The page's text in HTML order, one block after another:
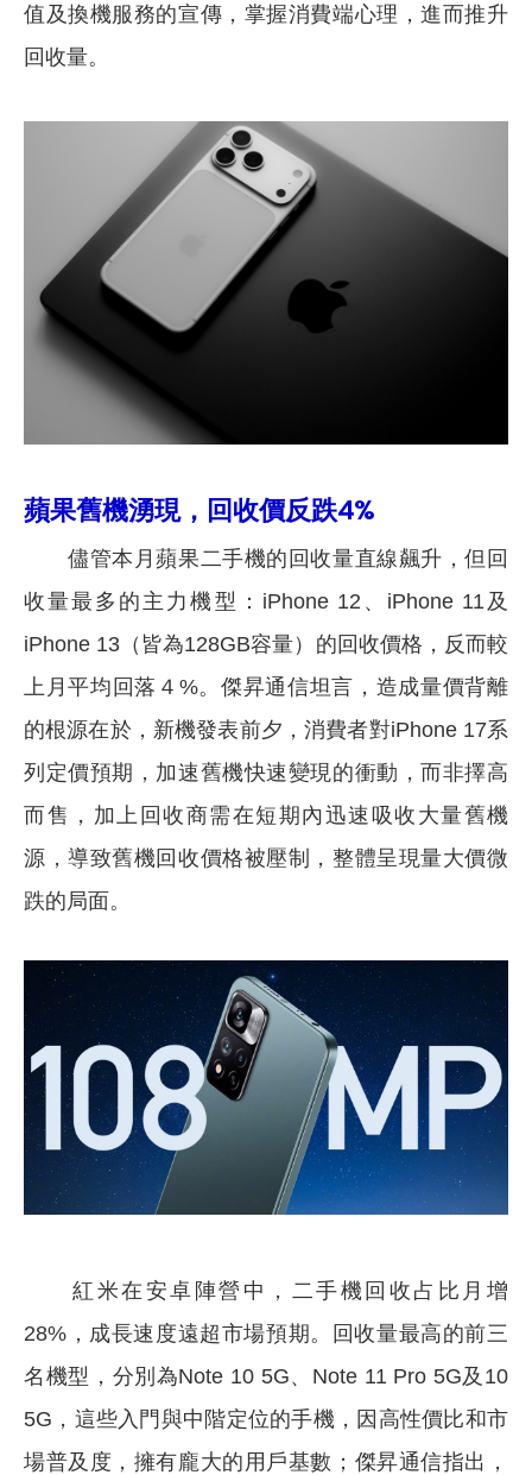
值及換機服務的宣傳，掌握消費端心理，進而推升
回收量。
蘋果舊機湧現，回收價反跌4%
儘管本月蘋果二手機的回收量直線飆升，但回
收量最多的主力機型：iPhone 12、iPhone 11及
iPhone 13（皆為128GB容量）的回收價格，反而較
上月平均回落４%。傑昇通信坦言，造成量價背離
的根源在於，新機發表前夕，消費者對iPhone 17系
列定價預期，加速舊機快速變現的衝動，而非擇高
而售，加上回收商需在短期內迅速吸收大量舊機
源，導致舊機回收價格被壓制，整體呈現量大價微
跌的局面。
紅米在安卓陣營中，二手機回收占比月增
28%，成長速度遠超市場預期。回收量最高的前三
名機型，分別為Note 10 5G、Note 11 Pro 5G及10
5G，這些入門與中階定位的手機，因高性價比和市
場普及度，擁有龐大的用戶基數；傑昇通信指出，